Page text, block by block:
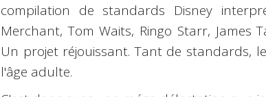
compilation de standards Disney
Merchant, Tom Waits, Ringo Starr, James
Un projet réjouissant. Tant de standards,
l'âge adulte.